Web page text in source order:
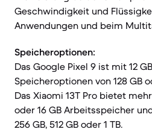
Geschwindigkeit und
Anwendungen und beim
Speicheroptionen:
Das Google Pixel 9 ist mit 12
Speicheroptionen von 128 GB
Das Xiaomi 13T Pro bietet
oder 16 GB Arbeitsspeicher
256 GB, 512 GB oder 1 TB.